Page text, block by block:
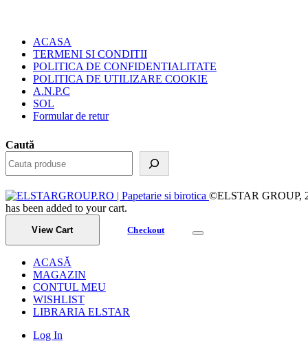
ACASA
TERMENI SI CONDITII
POLITICA DE CONFIDENTIALITATE
POLITICA DE UTILIZARE COOKIE
A.N.P.C
SOL
Formular de retur
Caută
©ELSTAR GROUP,
has been added to your cart.
View Cart Checkout
ACASĂ
MAGAZIN
CONTUL MEU
WISHLIST
LIBRARIA ELSTAR
Log In